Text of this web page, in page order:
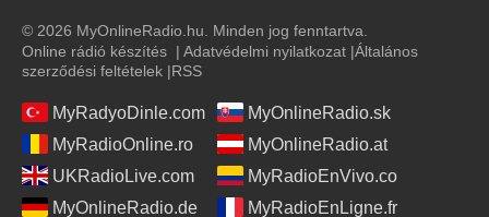
© 2026 MyOnlineRadio.hu. Minden jog fenntartva.
Online rádió készítés | Adatvédelmi nyilatkozat |Általános
szerződési feltételek |RSS
MyRadyoDinle.com
MyOnlineRadio.sk
MyRadioOnline.ro
MyOnlineRadio.at
UKRadioLive.com
MyRadioEnVivo.co
MyOnlineRadio.de
MyRadioEnLigne.fr